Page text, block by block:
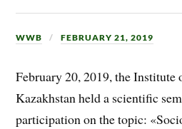
WWB FEBRUARY 21, 2019
February 20, 2019, the
Kazakhstan held a scientific
participation on the topic: